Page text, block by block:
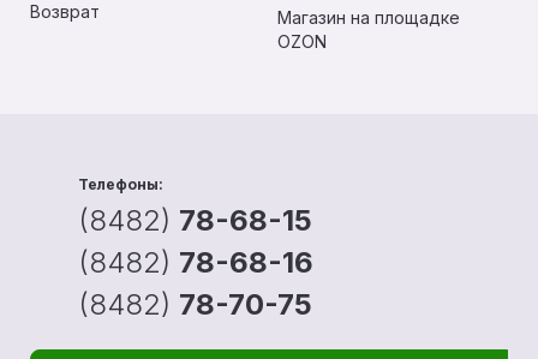
Возврат
Магазин на площадке
OZON
Телефоны:
(8482) 78-68-15
(8482) 78-68-16
(8482) 78-70-75